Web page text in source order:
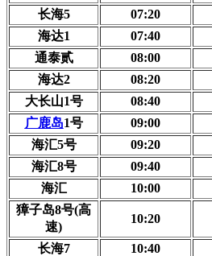
长海5 07:20
海达1
07:40
通泰贰
08:00
海达2
08:20
大长山1号
08:40
广鹿岛1号 09:00
海汇5号
09:20
海汇8号
09:40
海汇
10:00
獐子岛8号(高
速)
10:20
长海7 10:40